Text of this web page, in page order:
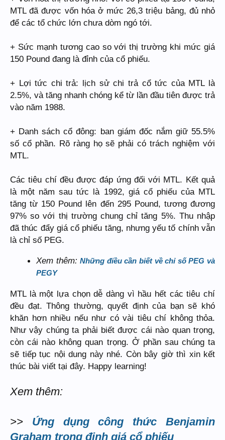
MTL đã được vốn hóa ở mức 26,3 triệu bảng, đủ nhỏ
để các tổ chức lớn chưa dòm ngó tới.
+ Sức mạnh tương cao so với thị trường khi mức giá
150 Pound đang là đỉnh của cổ phiếu.
+ Lợi tức chi trả: lịch sử chi trả cổ tức của MTL là
2.5%, và tăng nhanh chóng kể từ lần đầu tiên được trả
vào năm 1988.
+ Danh sách cổ đông: ban giám đốc nắm giữ 55.5%
số cổ phần. Rõ ràng họ sẽ phải có trách nghiệm với
MTL.
Các tiêu chí đều được đáp ứng đối với MTL. Kết quả
là một năm sau tức là 1992, giá cổ phiếu của MTL
tăng từ 150 Pound lên đến 295 Pound, tương đương
97% so với thị trường chung chỉ tăng 5%. Thu nhập
đã thúc đẩy giá cổ phiếu tăng, nhưng yếu tố chính vẫn
là chỉ số PEG.
Xem thêm:Những điều cần biết về chỉ số PEG và
PEGY
MTL là một lựa chọn dễ dàng vì hầu hết các tiêu chí
đều đạt. Thông thường, quyết định của bạn sẽ khó
khăn hơn nhiều nếu như có vài tiêu chí không thỏa.
Như vậy chúng ta phải biết được cái nào quan trọng,
còn cái nào không quan trọng. Ở phần sau chúng ta
sẽ tiếp tục nội dung này nhé. Còn bây giờ thì xin kết
thúc bài viết tại đây. Happy learning!
Xem thêm:
>> Ứng dụng công thức Benjamin
Graham trong định giá cổ phiếu